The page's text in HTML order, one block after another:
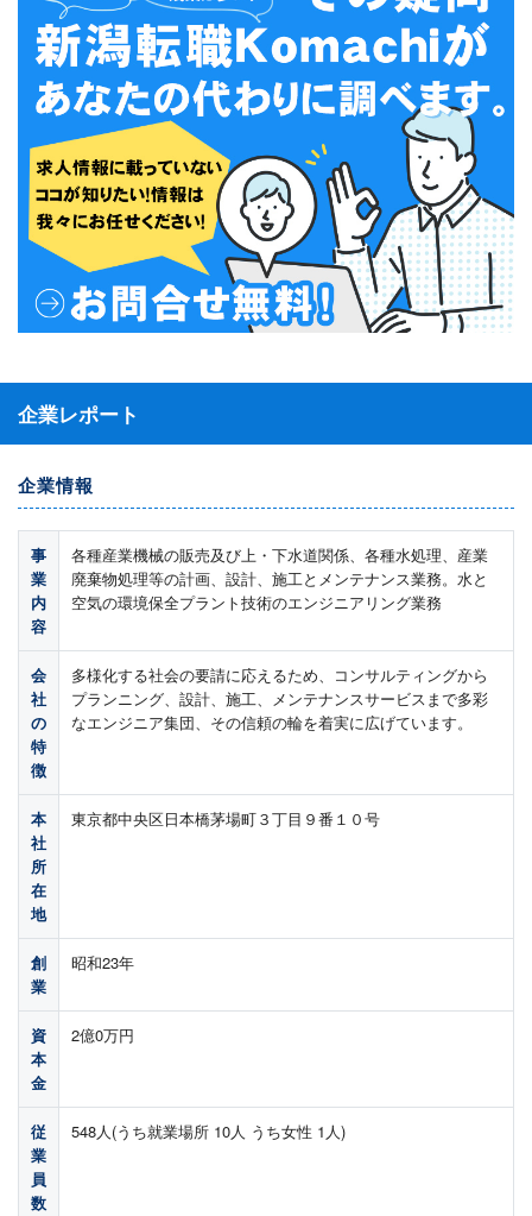
企業レポート
企業情報
事
業
内
容
各種産業機械の販売及び上・下水道関係、各種水処理、産業
廃棄物処理等の計画、設計、施工とメンテナンス業務。水と
空気の環境保全プラント技術のエンジニアリング業務
会
社
の
特
徴
多様化する社会の要請に応えるため、コンサルティングから
プランニング、設計、施工、メンテナンスサービスまで多彩
なエンジニア集団、その信頼の輪を着実に広げています。
本
社
所
在
地
東京都中央区日本橋茅場町３丁目９番１０号
創
業
昭和23年
資
本
金
2億0万円
従
業
員
数
548人(うち就業場所 10人 うち女性 1人)